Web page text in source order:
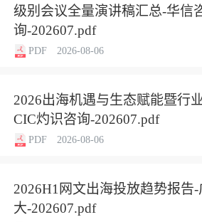
级别会议全量演讲稿汇总-华信
询-202607.pdf
PDF 2026-08-06
2026出海机遇与生态赋能暨行
CIC灼识咨询-202607.pdf
PDF 2026-08-06
2026H1网文出海投放趋势报告-
大-202607.pdf